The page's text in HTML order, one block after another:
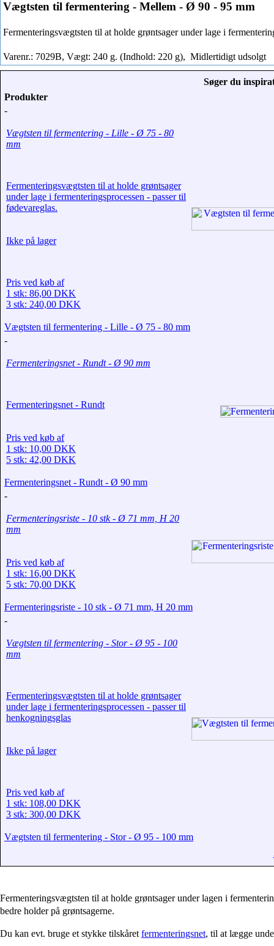
Vægtsten til fermentering - Mellem - Ø 90 - 95 mm
Fermenteringsvægtsten til at holde grøntsager under lage i
Varenr.: 7029B, Vægt: 240 g. (Indhold: 220 g), Midlertidigt udsolgt
Søger du
Produkter
-
Vægtsten til fermentering - Lille - Ø 75 - 80
mm
Fermenteringsvægtsten til at holde grøntsager
under lage i fermenteringsprocessen - passer til
fødevareglas.
Ikke på lager
Pris ved køb af
1 stk: 86,00 DKK
3 stk: 240,00 DKK
Vægtsten til fermentering - Lille - Ø 75 - 80 mm
-
Fermenteringsnet - Rundt - Ø 90 mm
Fermenteringsnet - Rundt
Pris ved køb af
1 stk: 10,00 DKK
5 stk: 42,00 DKK
Fermenteringsnet - Rundt - Ø 90 mm
-
Fermenteringsriste - 10 stk - Ø 71 mm, H 20
mm
Pris ved køb af
1 stk: 16,00 DKK
5 stk: 70,00 DKK
Fermenteringsriste - 10 stk - Ø 71 mm, H 20 mm
-
Vægtsten til fermentering - Stor - Ø 95 - 100
mm
Fermenteringsvægtsten til at holde grøntsager
under lage i fermenteringsprocessen - passer til
henkogningsglas
Ikke på lager
Pris ved køb af
1 stk: 108,00 DKK
3 stk: 300,00 DKK
Vægtsten til fermentering - Stor - Ø 95 - 100 mm
Fermenteringsvægtsten til at holde grøntsager under lagen i
bedre holder på grøntsagerne.
Du kan evt. bruge et stykke tilskåret fermenteringsnet, til at lægge